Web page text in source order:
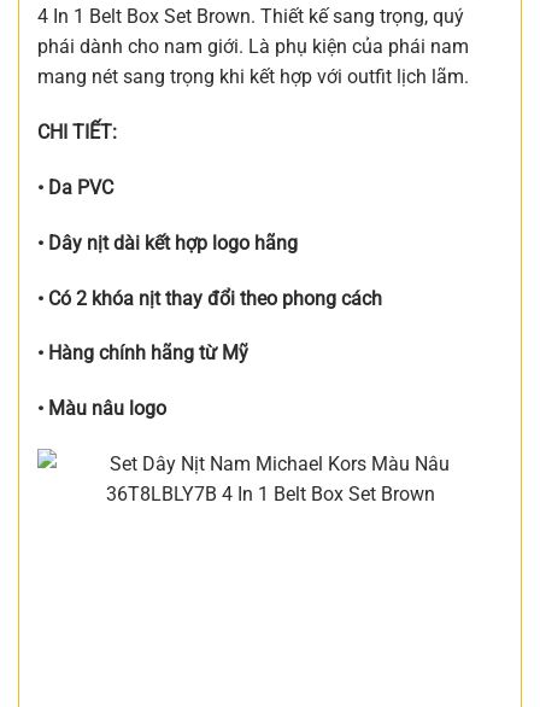
4 In 1 Belt Box Set Brown. Thiết kế sang trọng, quý
phái dành cho nam giới. Là phụ kiện của phái nam
mang nét sang trọng khi kết hợp với outfit lịch lãm.
CHI TIẾT:
• Da PVC
• Dây nịt dài kết hợp logo hãng
• Có 2 khóa nịt thay đổi theo phong cách
• Hàng chính hãng từ Mỹ
• Màu nâu logo